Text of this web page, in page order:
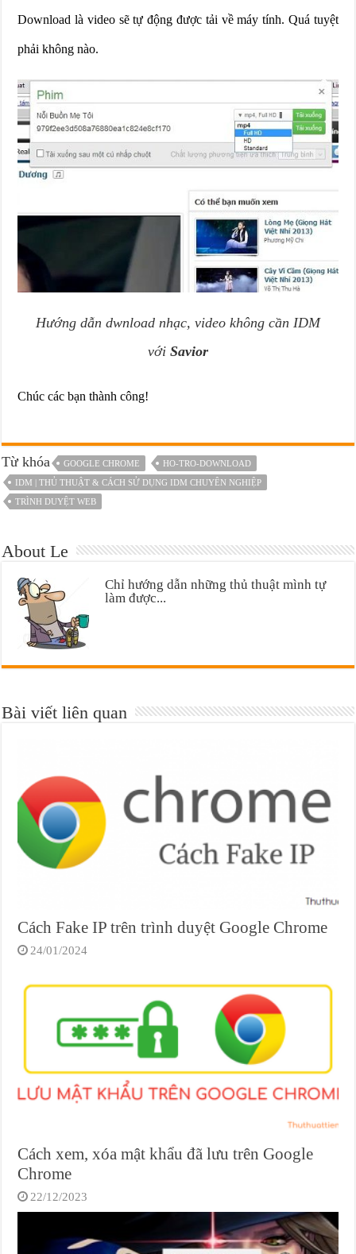
Download là video sẽ tự động được tải về máy tính. Quá tuyệt
phải không nào.
Hướng dẫn dwnload nhạc, video không cần IDM
với Savior
Chúc các bạn thành công!
Từ khóa GOOGLE CHROME
HO-TRO-DOWNLOAD
IDM | THỦ THUẬT & CÁCH SỬ DỤNG IDM CHUYÊN NGHIỆP
TRÌNH DUYỆT WEB
About Le
Chỉ hướng dẫn những thủ thuật mình tự
làm được...
Bài viết liên quan
Cách Fake IP trên trình duyệt Google Chrome
24/01/2024
Cách xem, xóa mật khẩu đã lưu trên Google
Chrome
22/12/2023